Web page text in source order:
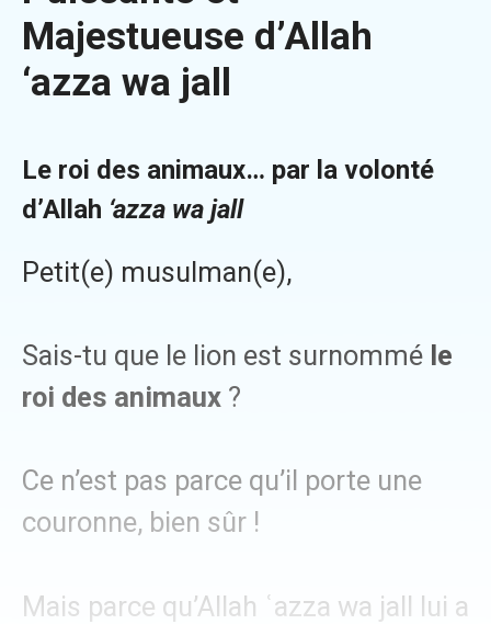
Majestueuse d’Allah
‘azza wa jall
Le roi des animaux… par la volonté
d’Allah ‘azza wa jall
Petit(e) musulman(e),
Sais-tu que le lion est surnommé le
roi des animaux ?
Ce n’est pas parce qu’il porte une
couronne, bien sûr !
Mais parce qu’Allah ʿazza wa jall lui a